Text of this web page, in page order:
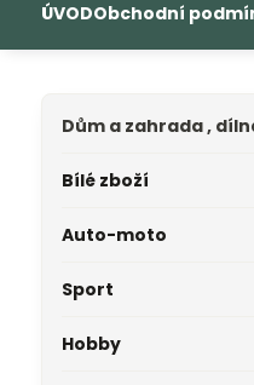
ÚVODObchodní
Dům a zahrada ,
Bílé zboží
Auto-moto
Sport
Hobby